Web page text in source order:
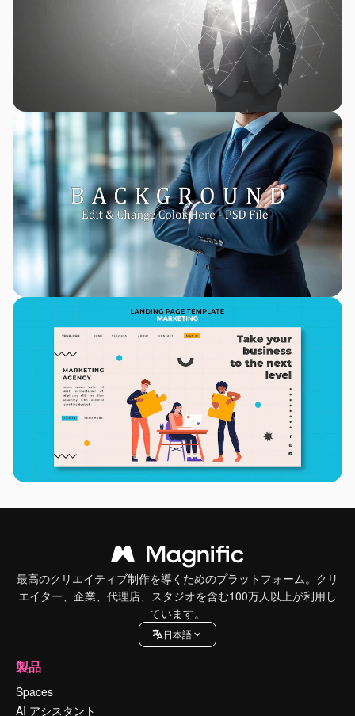
最高のクリエイティブ制作を導くためのプラットフォーム。クリ
エイター、企業、代理店、スタジオを含む100万人以上が利用し
ています。
日本語
製品
Spaces
AI アシスタント